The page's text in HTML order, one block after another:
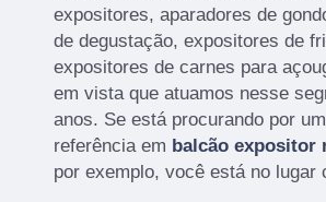
expositores, aparadores de
de degustação, expositores de
expositores de carnes para
em vista que atuamos nesse
anos. Se está procurando por
referência em balcão expositor
por exemplo, você está no lugar